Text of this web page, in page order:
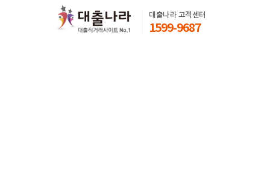
대출나라 고객센터
1599-9687